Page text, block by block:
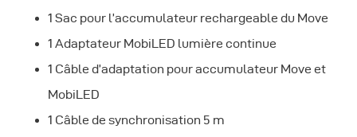
1 Sac pour l’accumulateur rechargeable du Move
1 Adaptateur MobiLED lumière continue
1 Câble d’adaptation pour accumulateur Move et
MobiLED
1 Câble de synchronisation 5 m